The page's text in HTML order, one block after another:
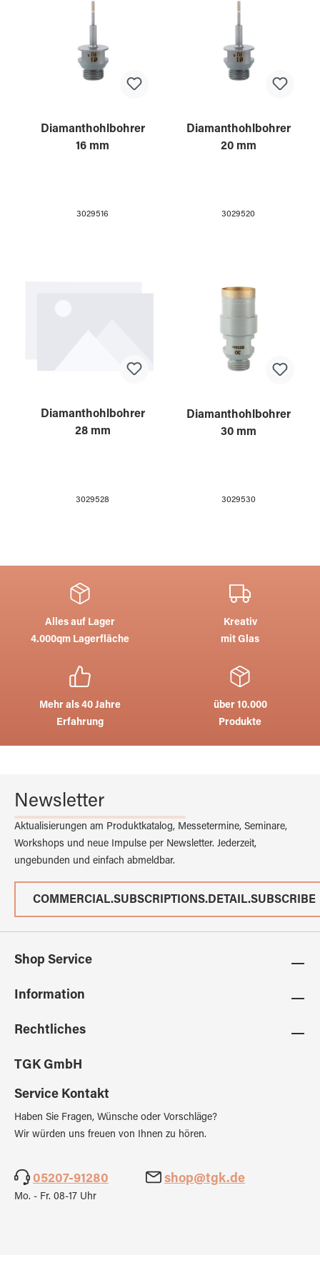
Diamanthohlbohrer
16 mm
3029516
Diamanthohlbohrer
20 mm
3029520
Diamanthohlbohrer
28 mm
3029528
Diamanthohlbohrer
30 mm
3029530
Alles auf Lager
4.000qm Lagerfläche
Kreativ
mit Glas
Mehr als 40 Jahre
Erfahrung
über 10.000
Produkte
Newsletter
Aktualisierungen am Produktkatalog, Messetermine, Seminare,
Workshops und neue Impulse per Newsletter. Jederzeit,
ungebunden und einfach abmeldbar.
COMMERCIAL.SUBSCRIPTIONS.DETAIL.SUBSCRIBE
Shop Service
Information
Rechtliches
TGK GmbH
Service Kontakt
Haben Sie Fragen, Wünsche oder Vorschläge?
Wir würden uns freuen von Ihnen zu hören.
05207-91280 shop@tgk.de
Mo. - Fr. 08-17 Uhr